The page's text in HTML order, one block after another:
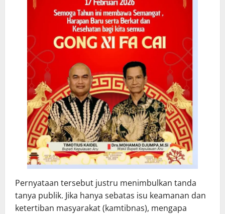
Pernyataan tersebut justru menimbulkan tanda
tanya publik. Jika hanya sebatas isu keamanan dan
ketertiban masyarakat (kamtibnas), mengapa